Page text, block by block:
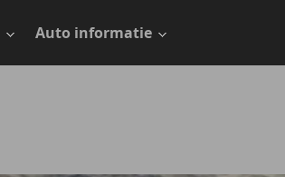
Auto informatie